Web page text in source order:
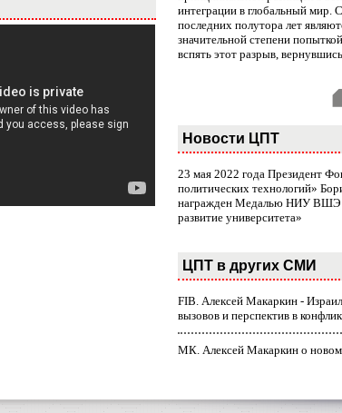
интеграции в глобальный мир.
последних полутора лет
значительной степени
вспять этот разрыв,
Новости ЦПТ
23 мая 2022 года Президент
политических технологий»
награжден Медалью НИУ ВШЭ
развитие университета»
ЦПТ в других СМИ
FIB. Алексей Макаркин -
вызовов и перспектив в
МК. Алексей Макаркин о новом